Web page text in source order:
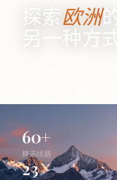
探索欧洲的
另一种方式
60+
精选线路
23